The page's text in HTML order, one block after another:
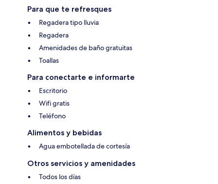
Para que te refresques
Regadera tipo lluvia
Regadera
Amenidades de baño gratuitas
Toallas
Para conectarte e informarte
Escritorio
Wifi gratis
Teléfono
Alimentos y bebidas
Agua embotellada de cortesía
Otros servicios y amenidades
Todos los días